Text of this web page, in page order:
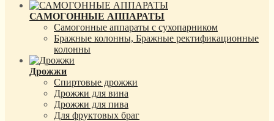
САМОГОННЫЕ АППАРАТЫ
Самогонные аппараты с сухопарником
Бражные колонны, Бражные ректификационные
колонны
Дрожжи
Спиртовые дрожжи
Дрожжи для вина
Дрожжи для пива
Для фруктовых браг